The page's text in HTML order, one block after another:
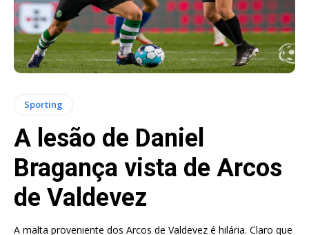
Sporting
A lesão de Daniel
Bragança vista de Arcos
de Valdevez
A malta proveniente dos Arcos de Valdevez é hilária. Claro que